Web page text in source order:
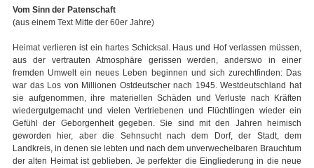
Vom Sinn der Patenschaft
(aus einem Text Mitte der 60er Jahre)
Heimat verlieren ist ein hartes Schicksal. Haus und Hof verlassen müssen,
aus der vertrauten Atmosphäre gerissen werden, anderswo in einer
fremden Umwelt ein neues Leben beginnen und sich zurechtfinden: Das
war das Los von Millionen Ostdeutscher nach 1945. Westdeutschland hat
sie aufgenommen, ihre materiellen Schäden und Verluste nach Kräften
wiedergutgemacht und vielen Vertriebenen und Flüchtlingen wieder ein
Gefühl der Geborgenheit gegeben. Sie sind mit den Jahren heimisch
geworden hier, aber die Sehnsucht nach dem Dorf, der Stadt, dem
Landkreis, in denen sie lebten und nach dem unverwechelbaren Brauchtum
der alten Heimat ist geblieben. Je perfekter die Eingliederung in die neue